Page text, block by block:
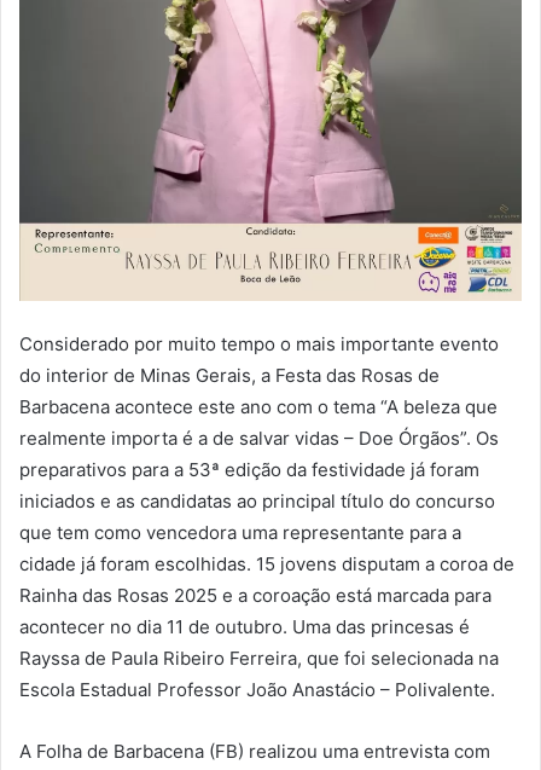
Considerado por muito tempo o mais importante evento
do interior de Minas Gerais, a Festa das Rosas de
Barbacena acontece este ano com o tema “A beleza que
realmente importa é a de salvar vidas – Doe Órgãos”. Os
preparativos para a 53ª edição da festividade já foram
iniciados e as candidatas ao principal título do concurso
que tem como vencedora uma representante para a
cidade já foram escolhidas. 15 jovens disputam a coroa de
Rainha das Rosas 2025 e a coroação está marcada para
acontecer no dia 11 de outubro. Uma das princesas é
Rayssa de Paula Ribeiro Ferreira, que foi selecionada na
Escola Estadual Professor João Anastácio – Polivalente.
A Folha de Barbacena (FB) realizou uma entrevista com